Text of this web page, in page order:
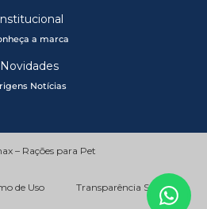
a marca
Novidades
Notícias
– Rações para Pet
de Uso Transparência Salarial